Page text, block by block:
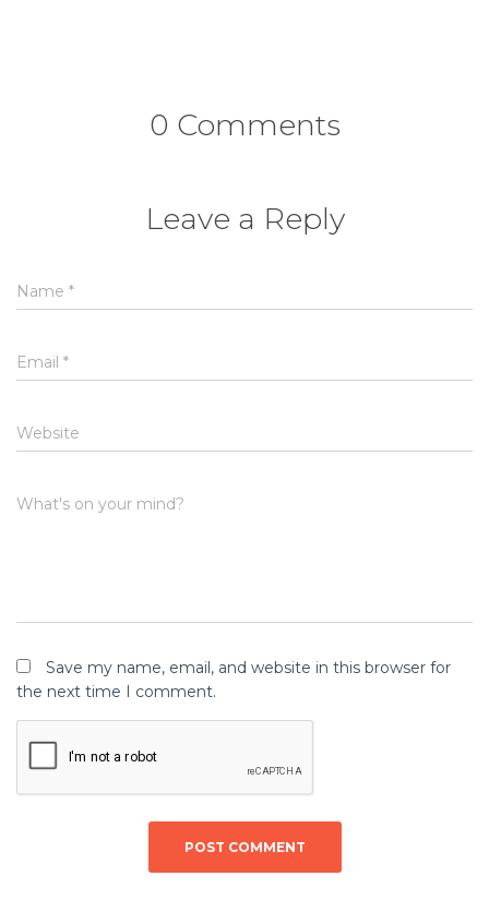
0 Comments
Leave a Reply
Name *
Email *
Website
What's on your mind?
Save my name, email, and website in this browser for
the next time I comment.